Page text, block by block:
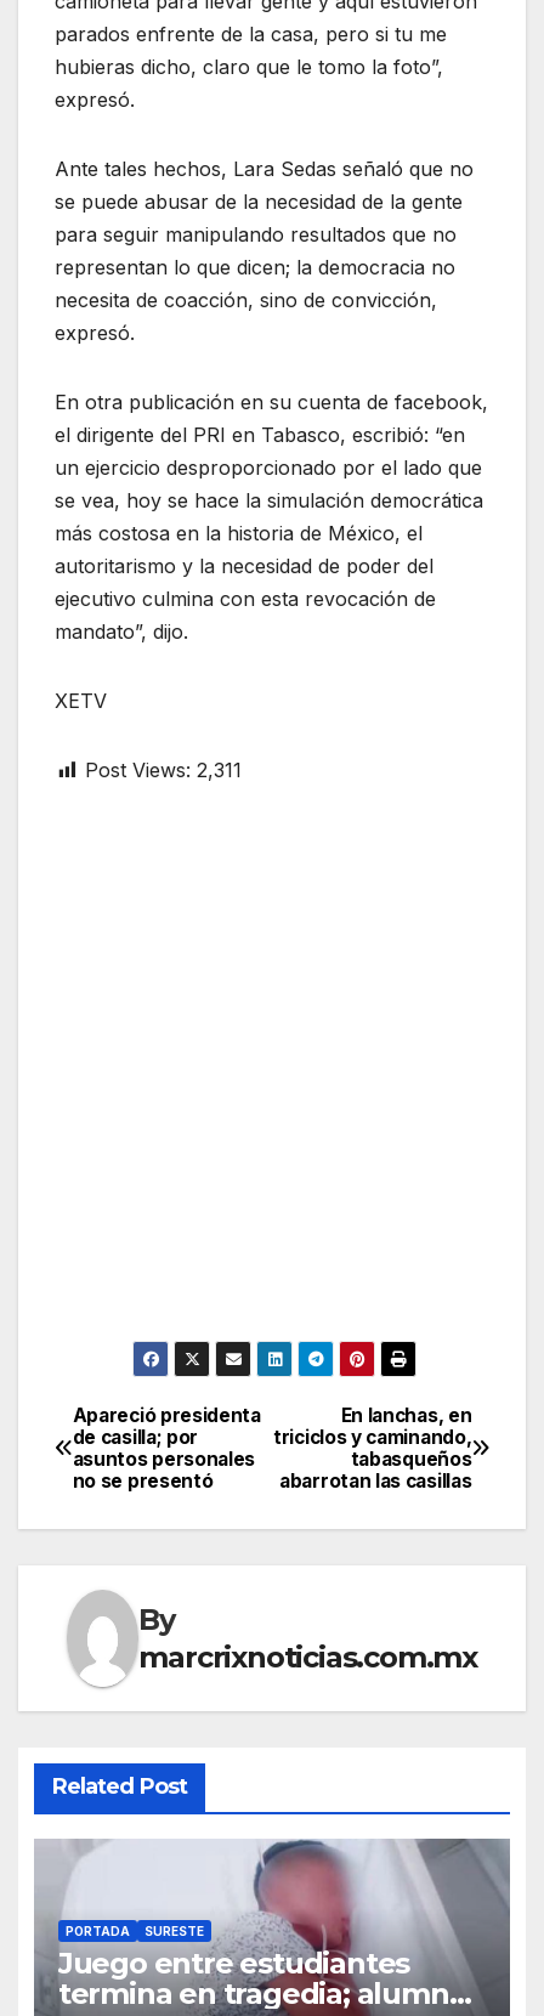
parados enfrente de la casa, pero si tu me
hubieras dicho, claro que le tomo la foto”,
expresó.
Ante tales hechos, Lara Sedas señaló que no
se puede abusar de la necesidad de la gente
para seguir manipulando resultados que no
representan lo que dicen; la democracia no
necesita de coacción, sino de convicción,
expresó.
En otra publicación en su cuenta de facebook,
el dirigente del PRI en Tabasco, escribió: “en
un ejercicio desproporcionado por el lado que
se vea, hoy se hace la simulación democrática
más costosa en la historia de México, el
autoritarismo y la necesidad de poder del
ejecutivo culmina con esta revocación de
mandato”, dijo.
XETV
Post Views: 2,311
Post
navigation
En lanchas, en
triciclos y caminando,
tabasqueños
abarrotan las casillas
Apareció presidenta
de casilla; por
asuntos personales
no se presentó
By
marcrixnoticias.com.mx
Related Post
PORTADA SURESTE
Juego entre estudiantes
termina en tragedia; alumno